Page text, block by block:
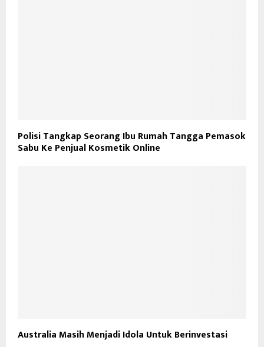
Polisi Tangkap Seorang Ibu Rumah Tangga Pemasok
Sabu Ke Penjual Kosmetik Online
Australia Masih Menjadi Idola Untuk Berinvestasi